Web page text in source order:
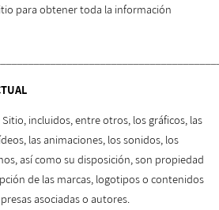
para obtener toda la información
incluidos, entre otros, los gráficos, las
las animaciones, los sonidos, los
así como su disposición, son propiedad
de las marcas, logotipos o contenidos
asociadas o autores.